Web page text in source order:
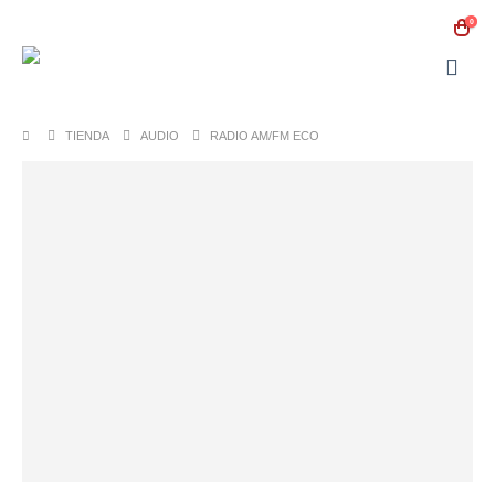
0
TIENDA AUDIO RADIO AM/FM ECO